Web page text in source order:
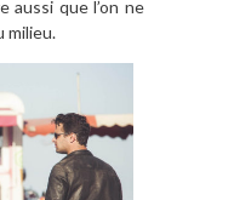
aussi que l’on ne
milieu.